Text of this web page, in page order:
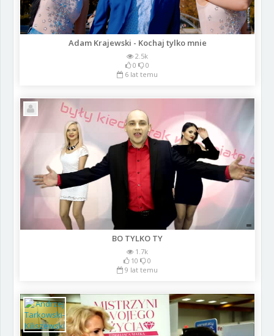
Adam Krajewski - Kochaj tylko mnie
2.5k
0
0
6 lat temu
BO TYLKO TY
1.7k
10
0
9 lat temu